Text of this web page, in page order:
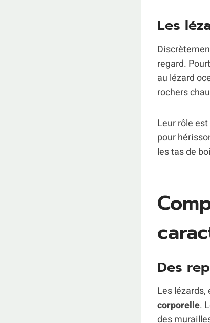
Les
regard.
au lézard
rochers
Leur rôle
pour
les tas de
Des
Les
corporelle.
des